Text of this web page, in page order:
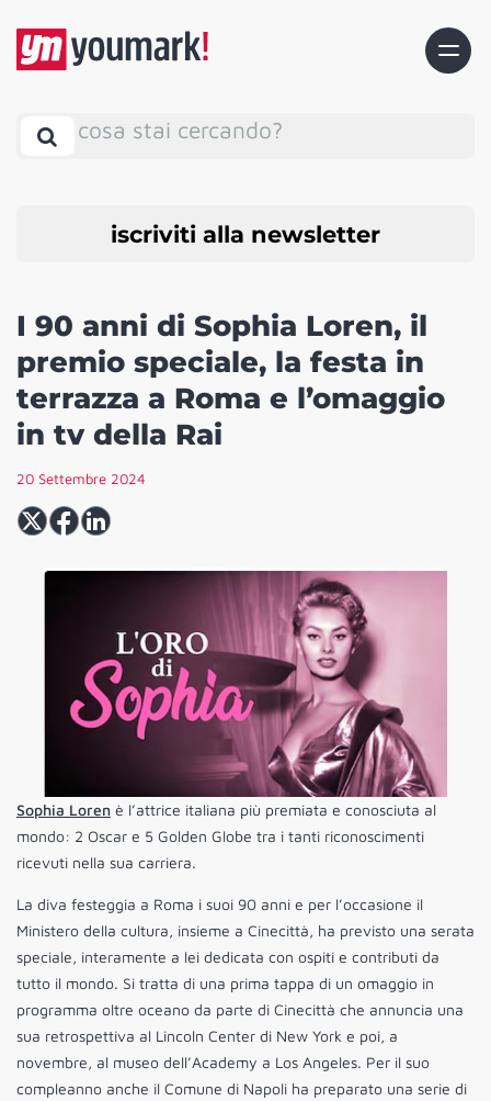
cosa stai cercando?
iscriviti alla newsletter
I 90 anni di Sophia Loren, il
premio speciale, la festa in
terrazza a Roma e l’omaggio
in tv della Rai
20 Settembre 2024
Sophia Loren è l’attrice italiana più premiata e conosciuta al
mondo: 2 Oscar e 5 Golden Globe tra i tanti riconoscimenti
ricevuti nella sua carriera.
La diva festeggia a Roma i suoi 90 anni e per l’occasione il
Ministero della cultura, insieme a Cinecittà, ha previsto una serata
speciale, interamente a lei dedicata con ospiti e contributi da
tutto il mondo. Si tratta di una prima tappa di un omaggio in
programma oltre oceano da parte di Cinecittà che annuncia una
sua retrospettiva al Lincoln Center di New York e poi, a
novembre, al museo dell’Academy a Los Angeles. Per il suo
compleanno anche il Comune di Napoli ha preparato una serie di